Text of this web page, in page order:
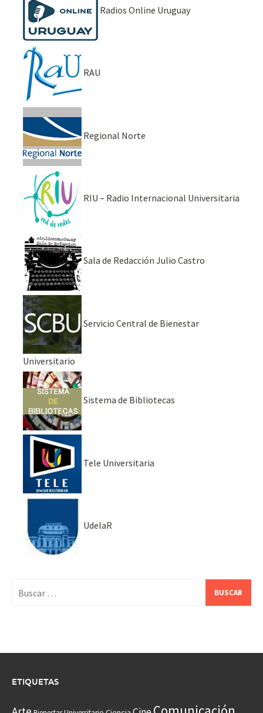
Radios Online Uruguay
RAU
Regional Norte
RIU – Radio Internacional Universitaria
Sala de Redacción Julio Castro
Servicio Central de Bienestar
Universitario
Sistema de Bibliotecas
Tele Universitaria
UdelaR
ETIQUETAS